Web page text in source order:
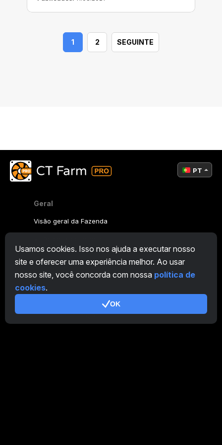
possible thanks to MasterCard’s
blockchain companies as Evolve, Paxos,
and Circle. The partnership is aimed at
1 2 SEGUINTE
Usamos cookies. Isso nos ajuda a executar nosso
site e oferecer uma experiência melhor. Ao usar
nosso site, você concorda com nossa política de
cookies.
OK
Geral
Visão geral da Fazenda
CryptoTab
Programa de Afiliados
Termos de Utilização
PT